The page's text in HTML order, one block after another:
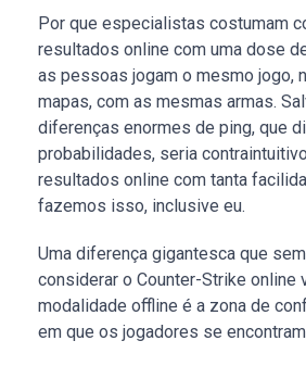
Por que especialistas costumam
resultados online com uma dose
as pessoas jogam o mesmo jogo,
mapas, com as mesmas armas.
diferenças enormes de ping, que
probabilidades, seria
resultados online com tanta
fazemos isso, inclusive eu.
Uma diferença gigantesca que
considerar o Counter-Strike online
modalidade offline é a zona de
em que os jogadores se